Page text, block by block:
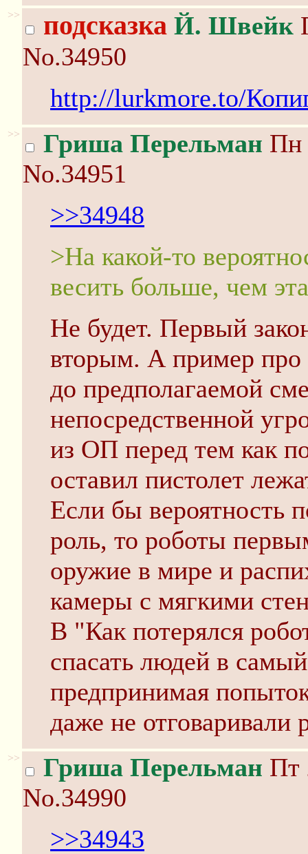
>> подсказка Й. Швейк
No.34950
http://lurkmore.to/
>> Гриша Перельман Пн
No.34951
>>34948
>На какой-то
весить больше, чем
Не будет. Первый
вторым. А пример
до предполагаемой
непосредственной
из ОП перед тем как
оставил пистолет
Если бы вероятность
роль, то роботы
оружие в мире и
камеры с мягкими
В "Как потерялся
спасать людей в
предпринимая
даже не отговаривали
>> Гриша Перельман Пт
No.34990
>>34943